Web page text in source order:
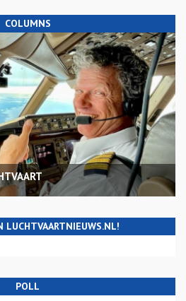
COLUMNS
LUCHTVAARTNIEUWS.NL!
POLL